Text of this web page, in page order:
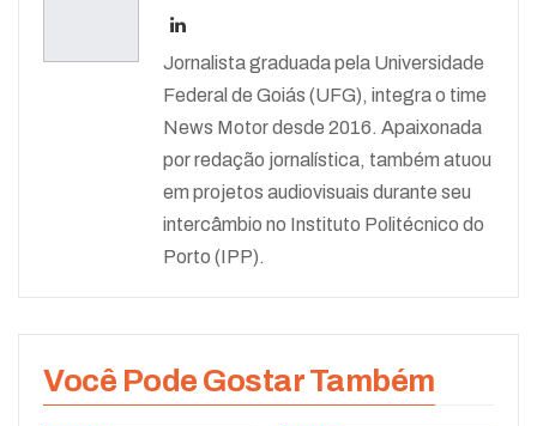
Jornalista graduada pela Universidade
Federal de Goiás (UFG), integra o time
News Motor desde 2016. Apaixonada
por redação jornalística, também atuou
em projetos audiovisuais durante seu
intercâmbio no Instituto Politécnico do
Porto (IPP).
Você Pode Gostar Também